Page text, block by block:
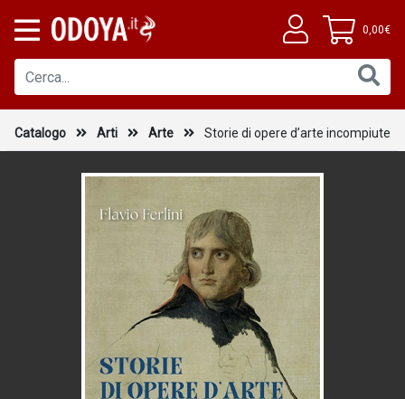
0,00€
Catalogo Arti Arte Storie di opere d’arte incompiute